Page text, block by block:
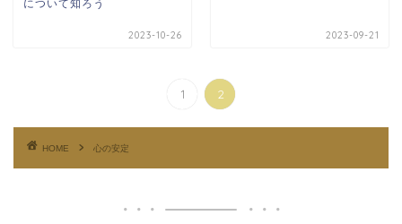
について知ろう
2023-10-26 2023-09-21
1 2
HOME 心の安定